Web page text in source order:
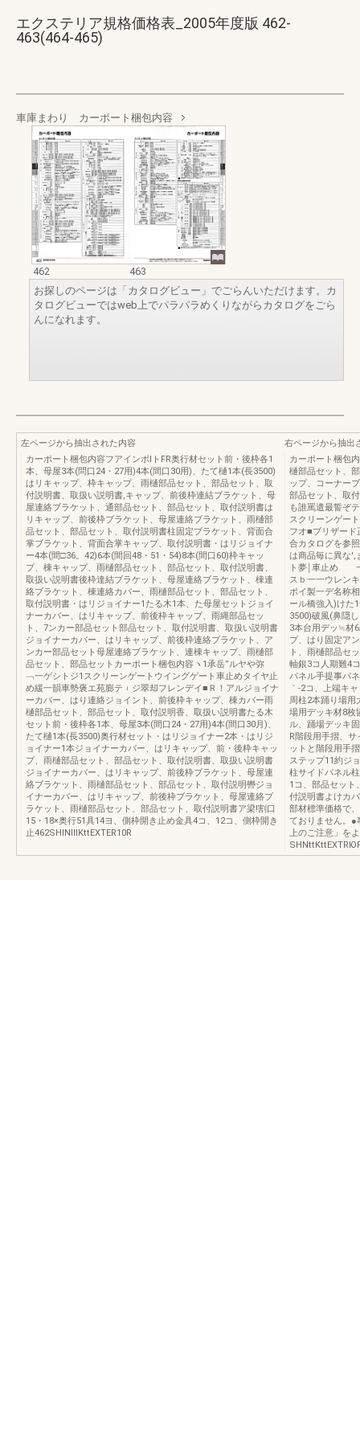
エクステリア規格価格表_2005年度版 462-
463(464-465)
車庫まわり カーポート梱包内容
462
463
お探しのページは「カタログビュー」でごらんいただけます。カ
タログビューではweb上でパラパラめくりながらカタログをごら
んになれます。
左ページから抽出された内容
カーポート梱包内容フアインポlトFR奥行材セット前・後枠各1
本、母屋3本(問口24・27用)4本(間口30用)、たて樋1本(長3500)
はリキャップ、枠キャップ、雨樋部品セット、部品セット、取
付説明書、取扱い説明書,キャップ、前後枠連結ブラケット、母
屋連絡ブラケット、通部品セット、部品セット、取付説明書は
リキャップ、前後枠ブラケット、母屋連絡ブラケット、雨樋部
品セット、部品セット、取付説明書柱固定ブラケット、背面合
掌ブラケット、背面合掌キャップ、取付説明書・はリジョイナ
ー4本(間□36。42)6本(間回48・51・54)8本(間口60)枠キャッ
プ、棟キャップ、雨樋部品セット、部品セット、取付説明書、
取扱い説明書後枠達結ブラケット、母屋連絡ブラケット、棟連
絡ブラケット、棟連絡カバー、雨樋部品セット、部品セット、
取付説明書・はリジョイナー1たる木1本、た母屋セットジョイ
ナーカバー、はリキャップ、前後枠キャップ、雨縄部品セッ
ト、7ンカー部品セット部品セット、取付説明書、取扱い説明書
ジョイナーカバー、はリキャップ、前後枠連絡ブラケット、ア
ンカー部品セット母屋連絡ブラケット、連棟キャップ、雨樋部
品セット、部品セットカーポート梱包内容ヽ1承岳”ルヤや弥
﹁一ゲシトジ1スクリーンゲートウイングゲート車止めタイヤ止
め緩一韻車勢褒エ苑膨テ︲ジ翠却フレンデイ■Ｒ！アルジョイナ
ーカバー、はり連絡ジョイント、前後枠キャップ、棟カバー雨
樋部品セット、部品セット、取付説明香、取扱い説明書たる木
セット前・後枠各1本、母屋3本(間口24・27用)4本(間口30月)、
たて樋1本(長3500)奥行材セット・はリジョイナー2本・はリジ
ョイナー1本ジョイナーカバー、はリキャップ、前・後枠キャッ
プ、雨樋部品セット、部品セット、取付説明書、取扱い説明書
ジョイナーカバー、はリキャップ、前後枠ブラケット、母屋連
絡ブラケット、雨樋部品セット、部品セット、取付説明轡ジョ
イナーカバー、はリキャップ、前後枠ブラケット、母屋連絡ブ
ラケット、雨樋部品セット、部品セット、取付説明書ア梁!割口
15・18×奥行51具14ヨ、側枠開き止め金具4コ、12コ、側枠開き
止462SHINⅢKttEXTER10R
右ページから抽出
カーポート梱包
樋部品セット、
ップ、コーナー
部品セット、取
も誰罵遣最誓ぞ
スクリーンゲー
フオ■ブリザー
合カタログを参
は商品毎に異な',
ト夢￨車止め 一
スｂ一一ウレン
ポイ製一デ名称
ール橋強入)けた
3500)破風(鼻隠
3本台用デッ≒材
プ、はり固定ア
ト、雨樋部品セ
軸銀3コ人期難4
パネル手提事パ
｀-2コ、上端キ
周柱2本踊り場用
場用デッキ材8枚
ル、踊場デッキ
R階段用手摺、
ットと階段用手
ステップ11約ジ
柱サイドパネル
1コ、部品セット
付説明書よけカ
部材標準価格で
ておりません。●
上のご注意」を